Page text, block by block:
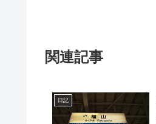
関連記事
日記